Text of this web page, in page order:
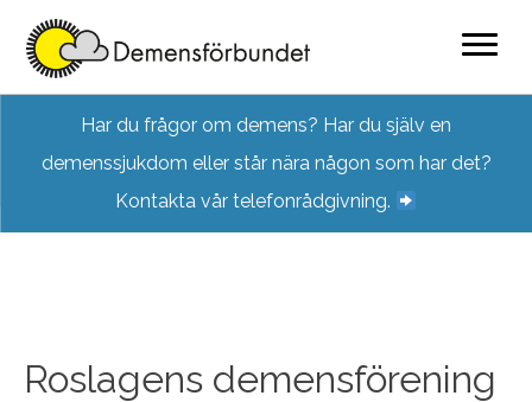
content
Har du frågor om demens? Har du själv en
demenssjukdom eller står nära någon som har det?
Kontakta vår telefonrådgivning.
Roslagens demensförening